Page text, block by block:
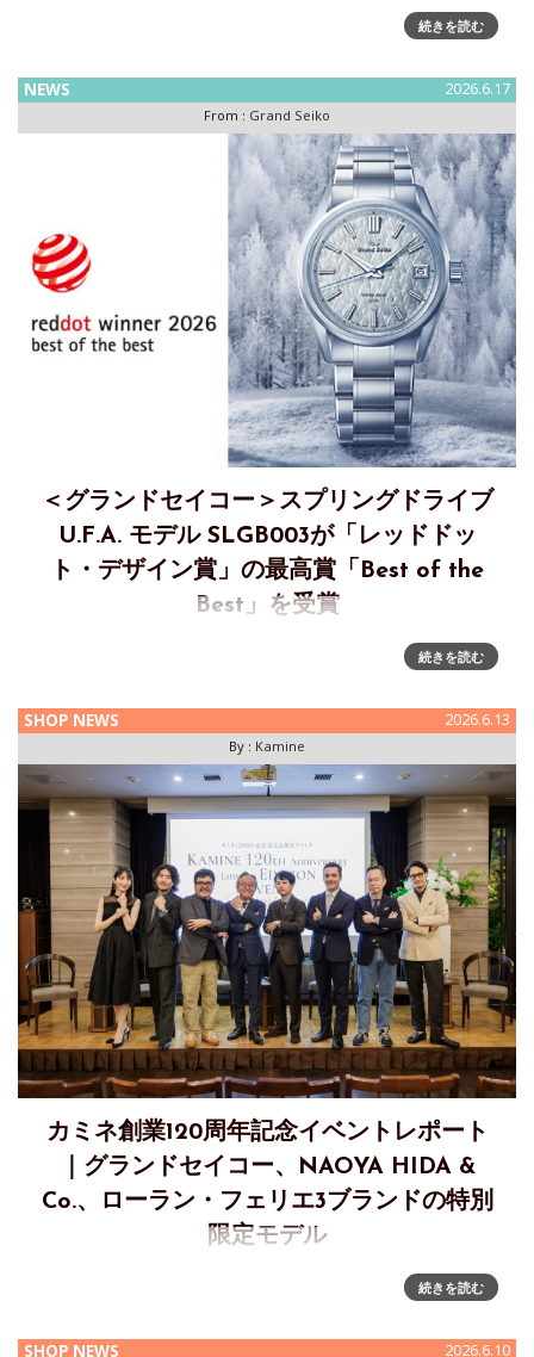
＜グランドセイコー＞から、進化し続けるエボリューション
９ コレクションを代表するモデルがアップグレードして登場
ューション9 コレクションから、代表的なモデルの実用性を
よりアップグ
続きを読む
NEWS 2026.6.17
From : Grand Seiko
＜グランドセイコー＞スプリングドライブ
U.F.A. モデル SLGB003が「レッドドッ
ト・デザイン賞」の最高賞「Best of the
Best」を受賞
＜グランドセイコー＞エボリューション9 コレクション スプ
リングドライブ U.F.A. モデル SLGB003が、「レッドドット・
続きを読む
SHOP NEWS 2026.6.13
By : Kamine
カミネ創業120周年記念イベントレポート
｜グランドセイコー、NAOYA HIDA &
Co.、ローラン・フェリエ3ブランドの特別
限定モデル
カミネ創業120周年記念イベントレポート｜グランドセイコ
ー、NAOYA HIDA & Co.、ローラン・フェリエ3ブランドの特
続きを読む
SHOP NEWS 2026.6.10